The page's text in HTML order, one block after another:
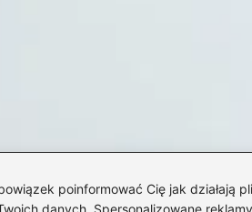
poinformować Cię jak działają
danych. Spersonalizowane